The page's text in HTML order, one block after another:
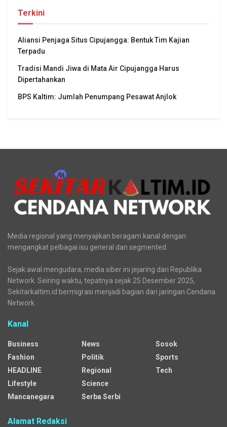
Terkini
Aliansi Penjaga Situs Cipujangga: Bentuk Tim Kajian
Terpadu
Tradisi Mandi Jiwa di Mata Air Cipujangga Harus
Dipertahankan
BPS Kaltim: Jumlah Penumpang Pesawat Anjlok
Media regional yang menyajikan beragam kanal dengan
mengangkat pelbagai isu general dan segmented.
Sejak awal mengudara, media siber ini jejaring dari Republika
Network. Seiring waktu, tepatnya sejak 25 Desember 2025,
Sekitarkaltim.id bermigrasi menjadi bagian dari jaringan Cendana
Network.
Kanal
Business
Fashion
HEADLINE
Lifestyle
Mancanegara
News
Politik
Regional
Science
Serba Serbi
Sosok
Sports
Tech
Alamat Redaksi